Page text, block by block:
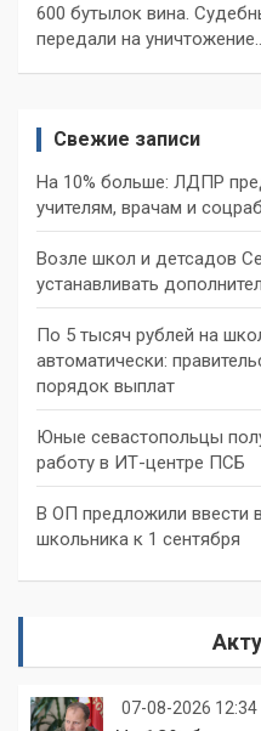
600 бутылок вина.
передали на
Свежие записи
На 10% больше: ЛДПР
учителям, врачам и
Возле школ и детсадов
устанавливать
По 5 тысяч рублей на
автоматически:
порядок выплат
Юные севастопольцы
работу в ИТ-центре ПСБ
В ОП предложили ввести
школьника к 1 сентября
07-08-2026 12:34